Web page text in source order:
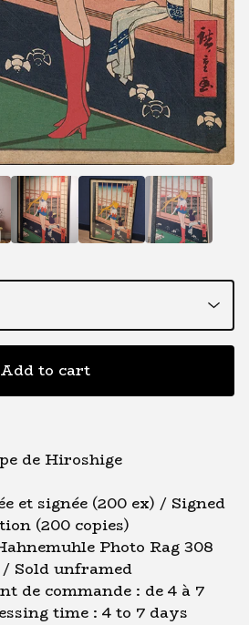
Add to cart
de Hiroshige
et signée (200 ex) / Signed
(200 copies)
Photo Rag 308
Sold unframed
de commande : de 4 à 7
time : 4 to 7 days